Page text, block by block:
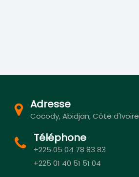
Adresse
Cocody, Abidjan, Côte d'Ivoire
Téléphone
+225 05 04 78 83 83
+225 01 40 51 51 04